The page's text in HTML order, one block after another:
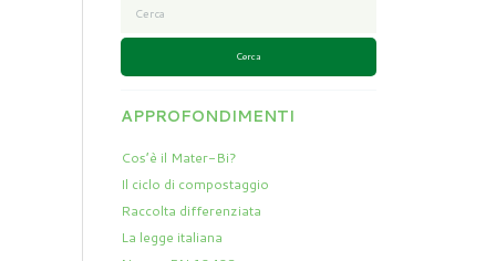
Cerca
APPROFONDIMENTI
Cos’è il Mater-Bi?
Il ciclo di compostaggio
Raccolta differenziata
La legge italiana